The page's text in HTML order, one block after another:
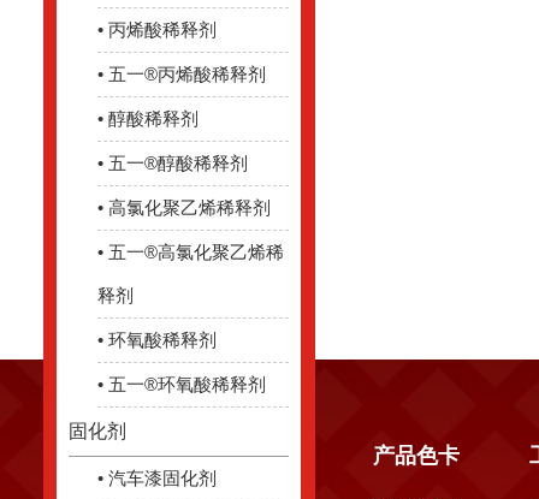
• 丙烯酸稀释剂
• 五一®丙烯酸稀释剂
• 醇酸稀释剂
• 五一®醇酸稀释剂
• 高氯化聚乙烯稀释剂
• 五一®高氯化聚乙烯稀
释剂
• 环氧酸稀释剂
• 五一®环氧酸稀释剂
固化剂
• 汽车漆固化剂
关于五一 产品中心 产品色卡